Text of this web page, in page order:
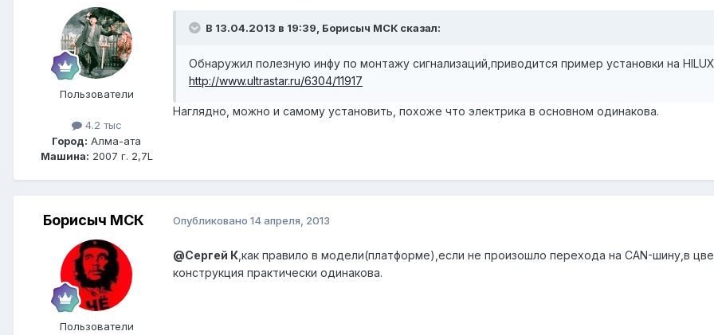
Пользователи
4.2 тыс
Город: Алма-ата
Машина: 2007 г. 2,7L
В 13.04.2013 в 19:39, Борисыч МСК сказал:
Обнаружил полезную инфу по монтажу сигнализаций,приводится пример установки на
http://www.ultrastar.ru/6304/11917
Наглядно, можно и самому установить, похоже что электрика в основном одинакова.
Борисыч МСК
Пользователи
Опубликовано 14 апреля, 2013
@Сергей К ,как правило в модели(платформе),если не произошло перехода на CAN-шину,в
конструкция практически одинакова.